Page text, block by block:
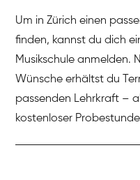
Um in Zürich einen
finden, kannst du dich
Musikschule anmelden.
Wünsche erhältst du
passenden Lehrkraft –
kostenloser